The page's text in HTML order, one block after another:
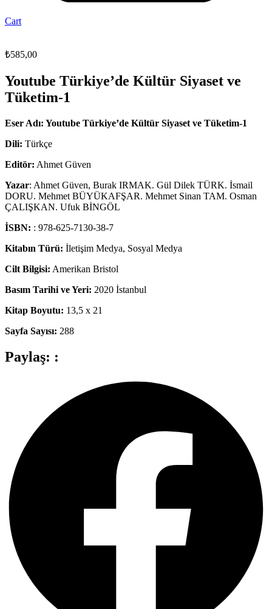
Cart
₺585,00
Youtube Türkiye’de Kültür Siyaset ve
Tüketim-1
Eser Adı: Youtube Türkiye’de Kültür Siyaset ve Tüketim-1
Dili: Türkçe
Editör: Ahmet Güven
Yazar: Ahmet Güven, Burak IRMAK. Gül Dilek TÜRK. İsmail
DORU. Mehmet BÜYÜKAFŞAR. Mehmet Sinan TAM. Osman
ÇALIŞKAN. Ufuk BİNGÖL
İSBN: : 978-625-7130-38-7
Kitabın Türü: İletişim Medya, Sosyal Medya
Cilt Bilgisi: Amerikan Bristol
Basım Tarihi ve Yeri: 2020 İstanbul
Kitap Boyutu: 13,5 x 21
Sayfa Sayısı: 288
Paylaş: :